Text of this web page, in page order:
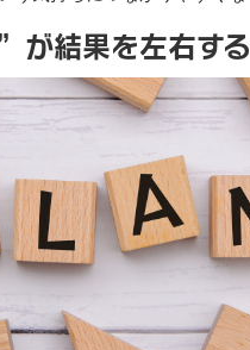
が結果を左右する